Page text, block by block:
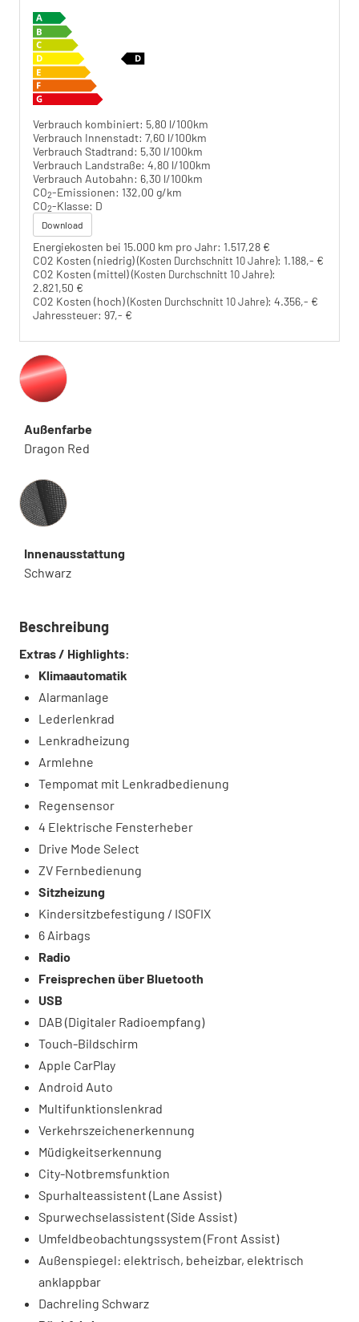
Verbrauch kombiniert: 5,80 l/100km
Verbrauch Innenstadt: 7,60 l/100km
Verbrauch Stadtrand: 5,30 l/100km
Verbrauch Landstraße: 4,80 l/100km
Verbrauch Autobahn: 6,30 l/100km
CO2-Emissionen: 132,00 g/km
CO2-Klasse: D
Download
Energiekosten bei 15.000 km pro Jahr: 1.517,28 €
CO2 Kosten (niedrig)(Kosten Durchschnitt 10 Jahre): 1.188,- €
CO2 Kosten (mittel)(Kosten Durchschnitt 10 Jahre):
2.821,50 €
CO2 Kosten (hoch)(Kosten Durchschnitt 10 Jahre): 4.356,- €
Jahressteuer: 97,- €
Außenfarbe
Dragon Red
Innenausstattung
Innenausstattung
Schwarz
Beschreibung
Extras / Highlights:
Klimaautomatik
Alarmanlage
Lederlenkrad
Lenkradheizung
Armlehne
Tempomat mit Lenkradbedienung
Regensensor
4 Elektrische Fensterheber
Drive Mode Select
ZV Fernbedienung
Sitzheizung
Kindersitzbefestigung / ISOFIX
6 Airbags
Radio
Freisprechen über Bluetooth
USB
DAB (Digitaler Radioempfang)
Touch-Bildschirm
Apple CarPlay
Android Auto
Multifunktionslenkrad
Verkehrszeichenerkennung
Müdigkeitserkennung
City-Notbremsfunktion
Spurhalteassistent (Lane Assist)
Spurwechselassistent (Side Assist)
Umfeldbeobachtungssystem (Front Assist)
Außenspiegel: elektrisch, beheizbar, elektrisch
anklappbar
Dachreling Schwarz